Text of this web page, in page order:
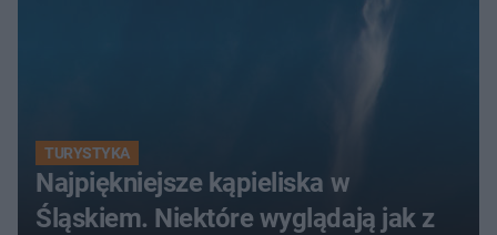
TURYSTYKA
Najpiękniejsze kąpieliska w
Śląskiem. Niektóre wyglądają jak z